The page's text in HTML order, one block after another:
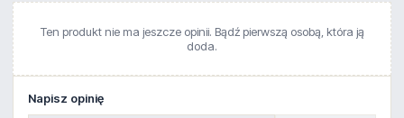
Ten produkt nie ma jeszcze opinii. Bądź pierwszą osobą, która ją
doda.
Napisz opinię